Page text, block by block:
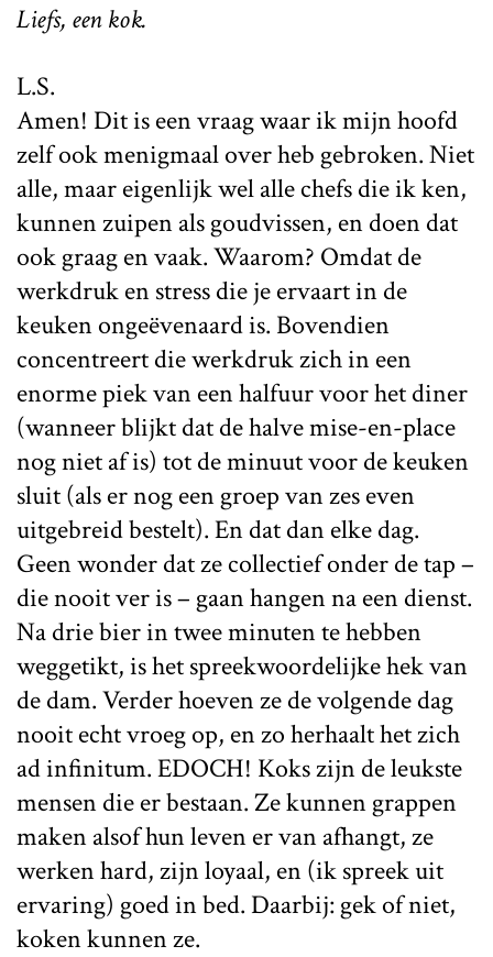
Liefs, een kok.
L.S.
Amen! Dit is een vraag waar ik mijn hoofd
zelf ook menigmaal over heb gebroken. Niet
alle, maar eigenlijk wel alle chefs die ik ken,
kunnen zuipen als goudvissen, en doen dat
ook graag en vaak. Waarom? Omdat de
werkdruk en stress die je ervaart in de
keuken ongeëvenaard is. Bovendien
concentreert die werkdruk zich in een
enorme piek van een halfuur voor het diner
(wanneer blijkt dat de halve mise-en-place
nog niet af is) tot de minuut voor de keuken
sluit (als er nog een groep van zes even
uitgebreid bestelt). En dat dan elke dag.
Geen wonder dat ze collectief onder de tap –
die nooit ver is – gaan hangen na een dienst.
Na drie bier in twee minuten te hebben
weggetikt, is het spreekwoordelijke hek van
de dam. Verder hoeven ze de volgende dag
nooit echt vroeg op, en zo herhaalt het zich
ad infinitum. EDOCH! Koks zijn de leukste
mensen die er bestaan. Ze kunnen grappen
maken alsof hun leven er van afhangt, ze
werken hard, zijn loyaal, en (ik spreek uit
ervaring) goed in bed. Daarbij: gek of niet,
koken kunnen ze.